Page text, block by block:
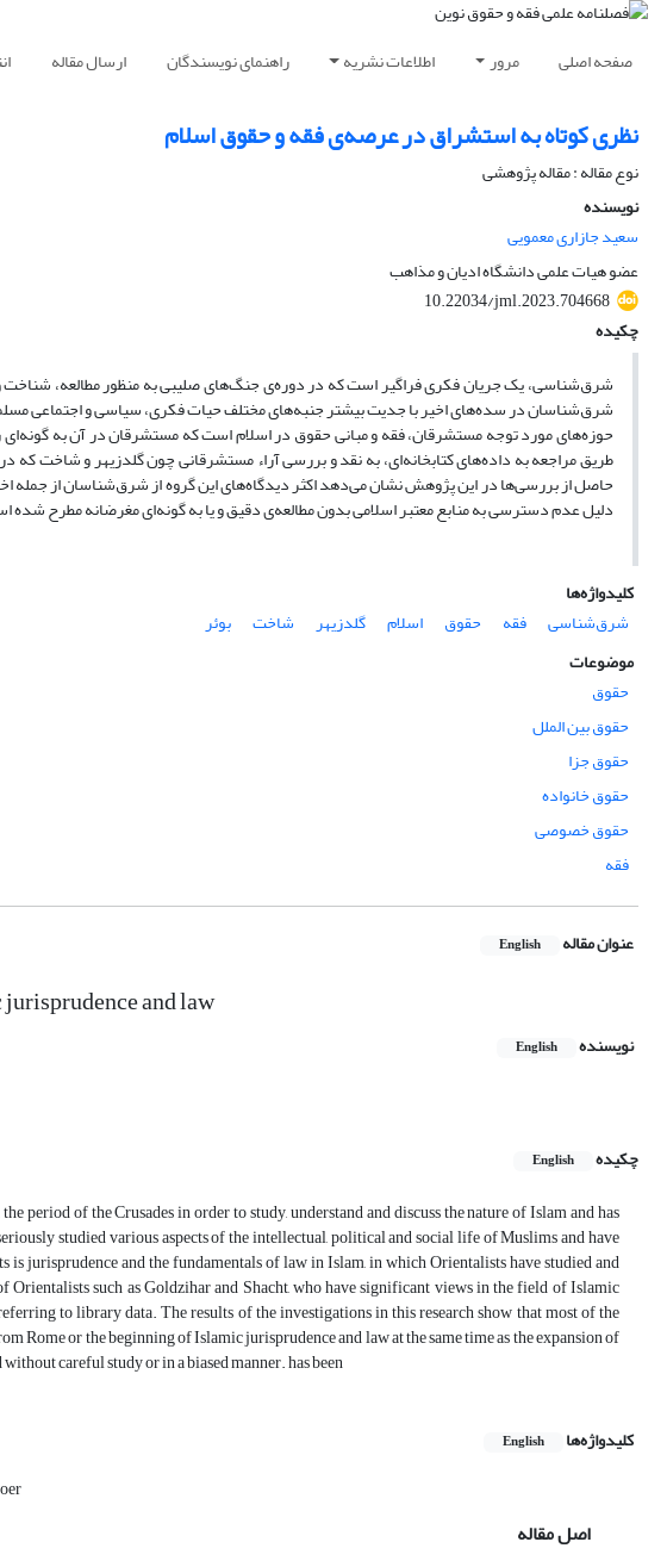
صفحه اصلی مرور اطلاعات نشریه راهنمای نویسندگان ارسال مقاله
نظری کوتاه به استشراق در عرصه‌ی فقه و حقوق اسلام
نوع مقاله : مقاله پژوهشی
نویسنده
سعید جازاری معمویی
عضو هیات علمی دانشگاه ادیان و مذاهب
10.22034/jml.2023.704668
چکیده
شرق‌شناسی، یک جریان فکری فراگیر است که در دوره‌ی جنگ‌های صلیبی به منظور مطالعه، شناخت
شرق‌شناسان در سده‌های اخیر با جدیت بیشتر جنبه‌های مختلف حیات فکری، سیاسی و اجتماعی
حوزه‌های مورد توجه مستشرقان، فقه و مبانی حقوق در اسلام است که مستشرقان در آن به گونه‌ای
طریق مراجعه به داده‌های کتابخانه‌ای، به نقد و بررسی آراء مستشرقانی چون گلدزیهر و شاخت که
حاصل از بررسی‌ها در این پژوهش نشان می‌دهد اکثر دیدگاه‌های این گروه از شرق‌شناسان از جمله
دلیل عدم دسترسی به منابع معتبر اسلامی بدون مطالعه‌ی دقیق و یا به گونه‌ای مغرضانه مطرح شده
کلیدواژه‌ها
شرق‌شناسی
فقه حقوق اسلام گلدزیهر شاخت
بوئر
موضوعات
حقوق
حقوق بین الملل
حقوق جزا
حقوق خانواده
حقوق خصوصی
فقه
عنوان مقاله English
and law
نویسنده English
چکیده
English
of the Crusades in order to study, understand and discuss the nature of Islam and has
studied various aspects of the intellectual, political and social life of Muslims and have
jurisprudence and the fundamentals of law in Islam, in which Orientalists have studied and
such as Goldzihar and Shacht, who have significant views in the field of Islamic
to library data. The results of the investigations in this research show that most of the
or the beginning of Islamic jurisprudence and law at the same time as the expansion of
careful study or in a biased manner. has been
کلیدواژه‌ها English
اصل مقاله